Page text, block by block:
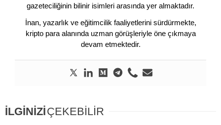
gazeteciliğinin bilinir isimleri arasında yer almaktadır.
İnan, yazarlık ve eğitimcilik faaliyetlerini sürdürmekte,
kripto para alanında uzman görüşleriyle öne çıkmaya
devam etmektedir.
İLGİNİZİÇEKEBİLİR